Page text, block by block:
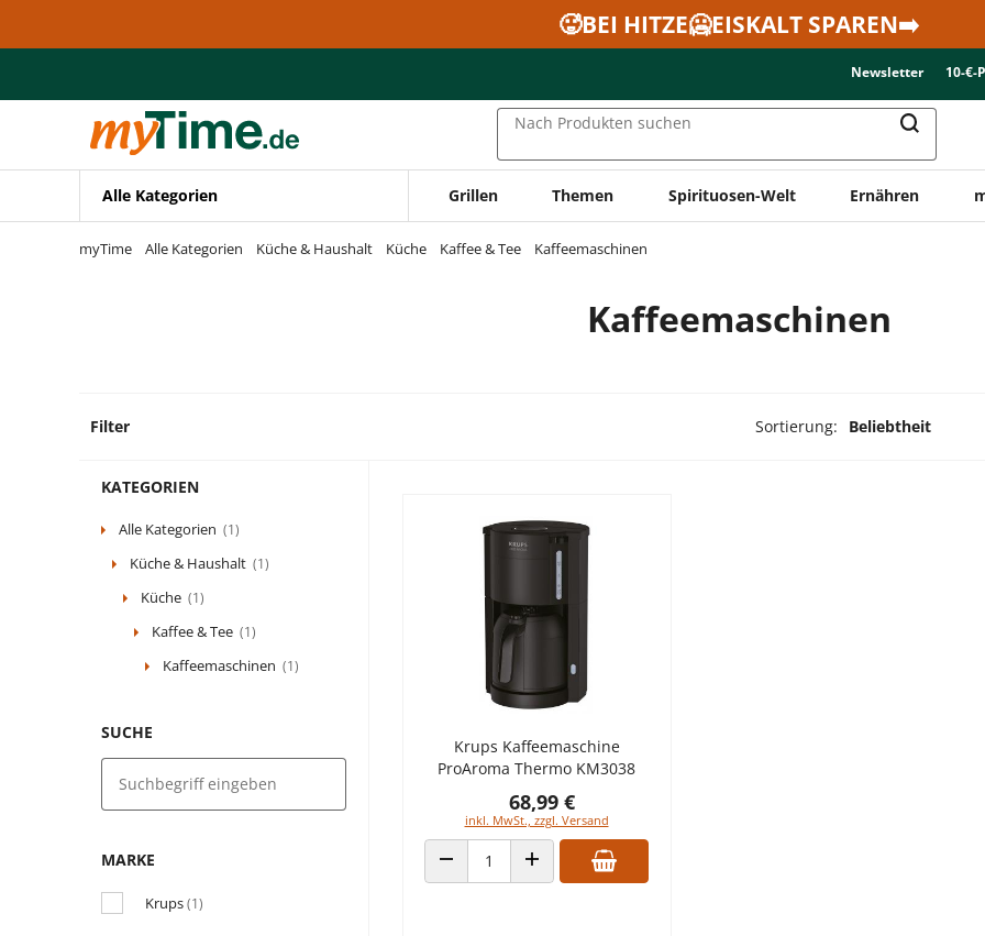
Zur Navigation springen
🥵BEI HITZE🥶EISKALT SPAREN➡️
Newsletter 10-€-
Nach Produkten suchen
Alle Kategorien Grillen Themen Spirituosen-Welt Ernähren
myTime Alle Kategorien Küche & Haushalt Küche Kaffee & Tee Kaffeemaschinen
Kaffeemaschinen
Filter Sortierung: Beliebtheit
KATEGORIEN
Alle Kategorien (1)
Küche & Haushalt (1)
Küche (1)
Kaffee & Tee (1)
Kaffeemaschinen (1)
SUCHE
MARKE
Krups(1)
Krups Kaffeemaschine
ProAroma Thermo KM3038
68,99 €
inkl. MwSt., zzgl. Versand
ANZAHL VERRINGERNANZAHL ERHÖHEN